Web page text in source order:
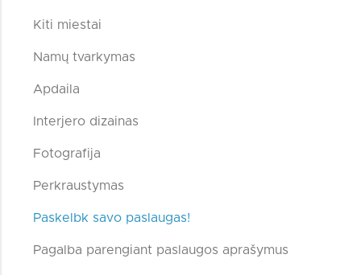
Kiti miestai
Namų tvarkymas
Apdaila
Interjero dizainas
Fotografija
Perkraustymas
Paskelbk savo paslaugas!
Pagalba parengiant paslaugos aprašymus